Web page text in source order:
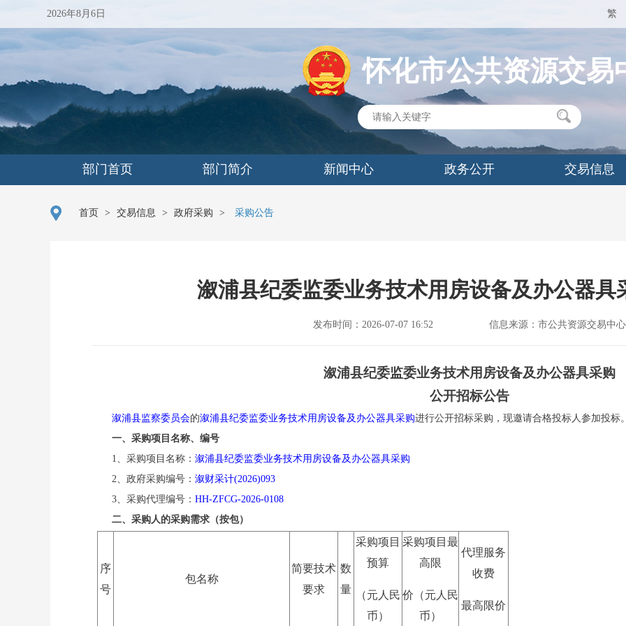
2026年8月6日 繁
怀化市公共资源交易
部门首页 部门简介 新闻中心 政务公开 交易信息
首页 > 交易信息 > 政府采购 > 采购公告
溆浦县纪委监委业务技术用房设备及办公器具
发布时间：2026-07-07 16:52 信息来源：市公共资源交易中心
溆浦县纪委监委业务技术用房设备及办公器具采购
公开招标公告
溆浦县监察委员会的溆浦县纪委监委业务技术用房设备及办公器具采购进行公开招标采购，现邀请合格投标人参加投标
一、采购项目名称、编号
1、采购项目名称： 溆浦县纪委监委业务技术用房设备及办公器具采购
2、政府采购编号： 溆财采计(2026)093
3、采购代理编号： HH-ZFCG-2026-0108
二、采购人的采购需求（按包）
序
号
包名称
简要技术
要求
数
量
采购项目
预算
（元人民
币）
采购项目最
高限
价（元人民
币）
代理服务
收费
最高限价